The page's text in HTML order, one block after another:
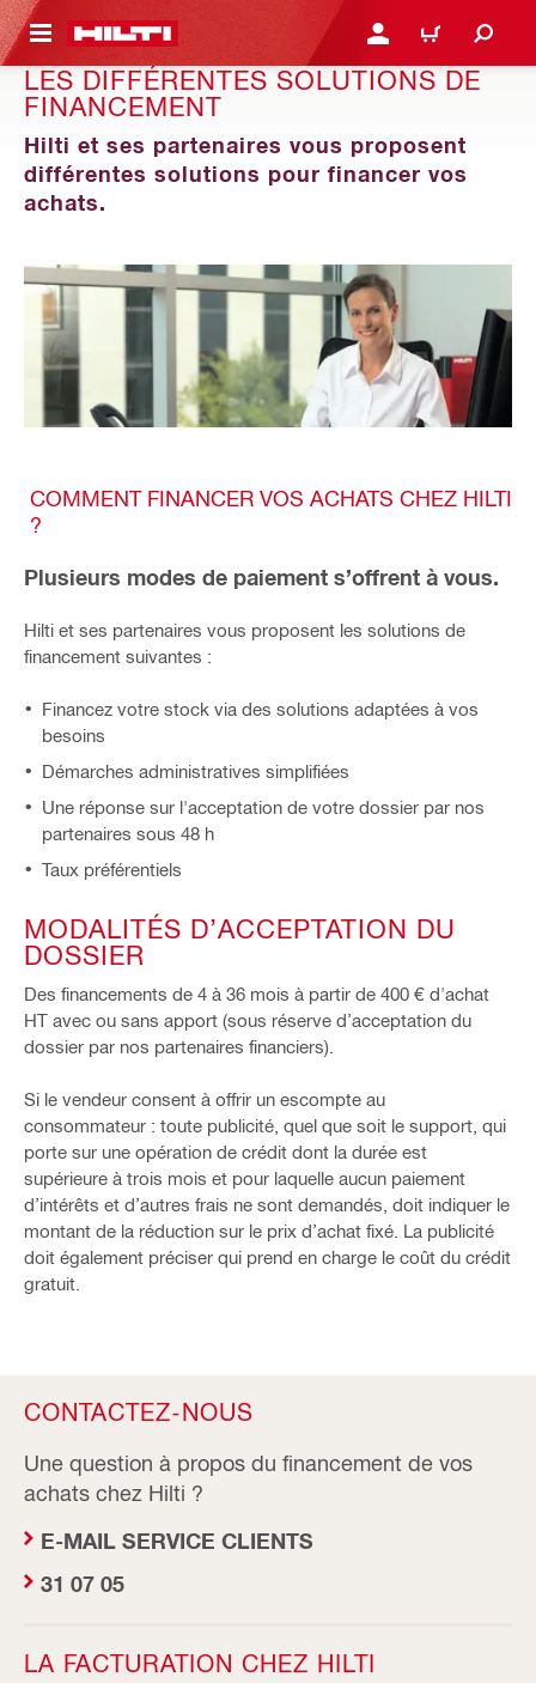
CONTENT CONNEXION OU
PANIER
LES DIFFÉRENTES SOLUTIONS DE
FINANCEMENT
Hilti et ses partenaires vous proposent
différentes solutions pour financer vos
achats.
COMMENT FINANCER VOS ACHATS CHEZ HILTI
?
Plusieurs modes de paiement s’offrent à vous.
Hilti et ses partenaires vous proposent les solutions de
financement suivantes :
Financez votre stock via des solutions adaptées à vos
besoins
Démarches administratives simplifiées
Une réponse sur l'acceptation de votre dossier par nos
partenaires sous 48 h
Taux préférentiels
MODALITÉS D’ACCEPTATION DU
DOSSIER
Des financements de 4 à 36 mois à partir de 400 € d'achat
HT avec ou sans apport (sous réserve d’acceptation du
dossier par nos partenaires financiers).
Si le vendeur consent à offrir un escompte au
consommateur : toute publicité, quel que soit le support, qui
porte sur une opération de crédit dont la durée est
supérieure à trois mois et pour laquelle aucun paiement
d’intérêts et d’autres frais ne sont demandés, doit indiquer le
montant de la réduction sur le prix d’achat fixé. La publicité
doit également préciser qui prend en charge le coût du crédit
gratuit.
CONTACTEZ-NOUS
Une question à propos du financement de vos
achats chez Hilti ?
E-MAIL SERVICE CLIENTS
31 07 05
LA FACTURATION CHEZ HILTI